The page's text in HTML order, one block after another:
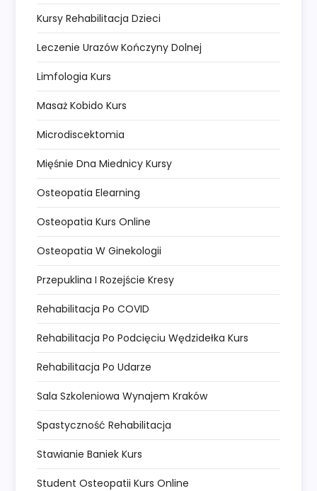
Kursy Rehabilitacja Dzieci
Leczenie Urazów Kończyny Dolnej
Limfologia Kurs
Masaż Kobido Kurs
Microdiscektomia
Mięśnie Dna Miednicy Kursy
Osteopatia Elearning
Osteopatia Kurs Online
Osteopatia W Ginekologii
Przepuklina I Rozejście Kresy
Rehabilitacja Po COVID
Rehabilitacja Po Podcięciu Wędzidełka Kurs
Rehabilitacja Po Udarze
Sala Szkoleniowa Wynajem Kraków
Spastyczność Rehabilitacja
Stawianie Baniek Kurs
Student Osteopatii Kurs Online